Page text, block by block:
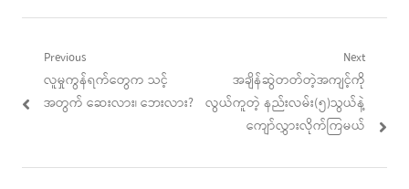
Post
navigation
Previous
Previous
post:
လူမှုကွန်ရက်တွေက သင့်
အတွက် ဆေးလား၊ ဘေးလား?
Next
Next
post:
အချိန်ဆွဲတတ်တဲ့အကျင့်ကို
လွယ်ကူတဲ့ နည်းလမ်း(၅)သွယ်နဲ့
ကျော်လွှားလိုက်ကြမယ်